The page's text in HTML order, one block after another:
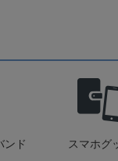
ンド スマホグ